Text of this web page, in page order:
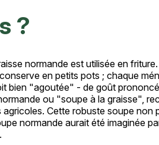
?
normande est utilisée en
en petits pots ; chaque
bien "agoutée" - de goût
ou "soupe à la graisse",
agricoles. Cette robuste soupe
normande aurait été imaginée